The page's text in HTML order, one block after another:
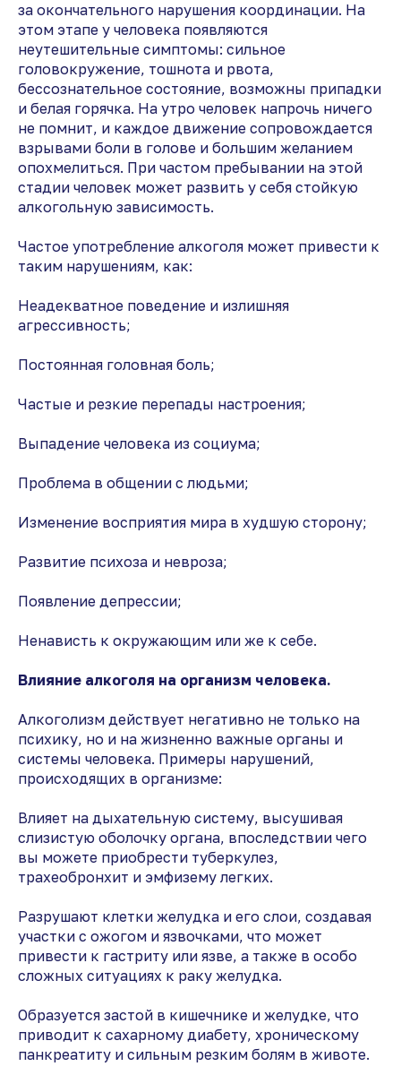
за окончательного нарушения координации. На
этом этапе у человека появляются
неутешительные симптомы: сильное
головокружение, тошнота и рвота,
бессознательное состояние, возможны припадки
и белая горячка. На утро человек напрочь ничего
не помнит, и каждое движение сопровождается
взрывами боли в голове и большим желанием
опохмелиться. При частом пребывании на этой
стадии человек может развить у себя стойкую
алкогольную зависимость.
Частое употребление алкоголя может привести к
таким нарушениям, как:
Неадекватное поведение и излишняя
агрессивность;
Постоянная головная боль;
Частые и резкие перепады настроения;
Выпадение человека из социума;
Проблема в общении с людьми;
Изменение восприятия мира в худшую сторону;
Развитие психоза и невроза;
Появление депрессии;
Ненависть к окружающим или же к себе.
Влияние алкоголя на организм человека.
Алкоголизм действует негативно не только на
психику, но и на жизненно важные органы и
системы человека. Примеры нарушений,
происходящих в организме:
Влияет на дыхательную систему, высушивая
слизистую оболочку органа, впоследствии чего
вы можете приобрести туберкулез,
трахеобронхит и эмфизему легких.
Разрушают клетки желудка и его слои, создавая
участки с ожогом и язвочками, что может
привести к гастриту или язве, а также в особо
сложных ситуациях к раку желудка.
Образуется застой в кишечнике и желудке, что
приводит к сахарному диабету, хроническому
панкреатиту и сильным резким болям в животе.